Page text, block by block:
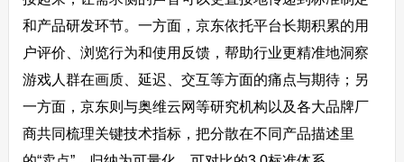
和产品研发环节。一方面，京东依托平台长期积累的用
户评价、浏览行为和使用反馈，帮助行业更精准地洞察
游戏人群在画质、延迟、交互等方面的痛点与期待；另
一方面，京东则与奥维云网等研究机构以及各大品牌厂
商共同梳理关键技术指标，把分散在不同产品描述里